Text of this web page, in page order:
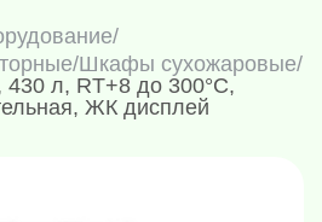
/
/Шкафы сухожаровые/
л, RT+8 до 300°C,
ЖК дисплей